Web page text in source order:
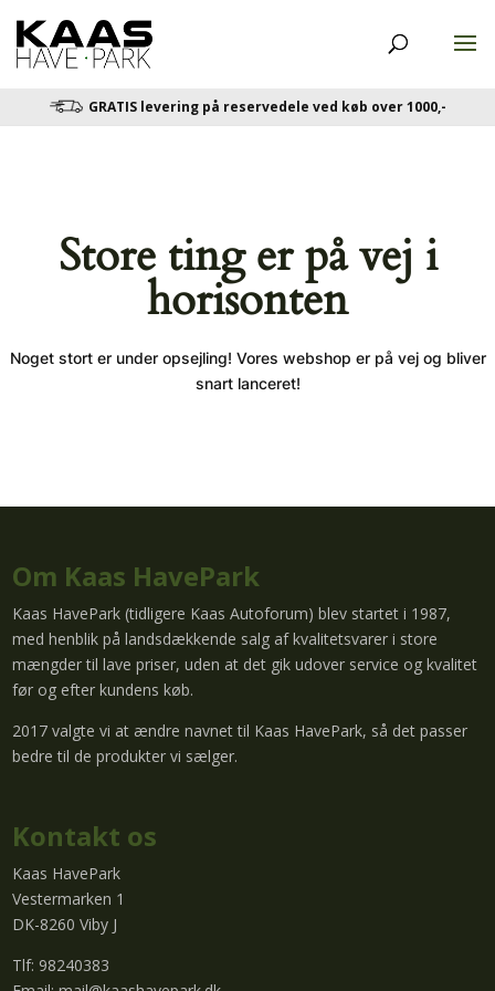
GRATIS levering på reservedele ved køb over 1000,-
Store ting er på vej i
horisonten
Noget stort er under opsejling! Vores webshop er på vej og bliver
snart lanceret!
Om Kaas HavePark
Kaas HavePark (tidligere Kaas Autoforum) blev startet i 1987,
med henblik på landsdækkende salg af kvalitetsvarer i store
mængder til lave priser, uden at det gik udover service og kvalitet
før og efter kundens køb.
2017 valgte vi at ændre navnet til Kaas HavePark, så det passer
bedre til de produkter vi sælger.
Kontakt os
Kaas HavePark
Vestermarken 1
DK-8260 Viby J
Tlf: 98240383